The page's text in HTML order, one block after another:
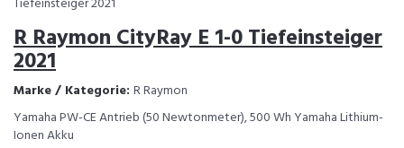
R Raymon CityRay E 1-0 Tiefeinsteiger
2021
Marke / Kategorie: R Raymon
Yamaha PW-CE Antrieb (50 Newtonmeter), 500 Wh Yamaha Lithium-
Ionen Akku